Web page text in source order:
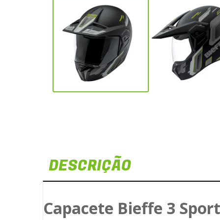
DESCRIÇÃO
Capacete Bieffe 3